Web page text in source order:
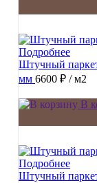
Подробнее
Штучный
мм 6600 ₽ / м2
В
Подробнее
Штучный